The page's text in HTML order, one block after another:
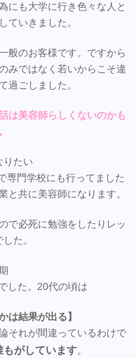
にも大学に行き色々な人と
ていきました。
般のお客様です。ですから
みではなく若いからこそ違
過ごしました。
は美容師らしくないのかも
りたい
専門学校にも行ってました
と共に美容師になります。
で必死に勉強をしたりレッ
た。
した。20代の頃は
は結果が出る】
それが間違っているわけで
がしています。